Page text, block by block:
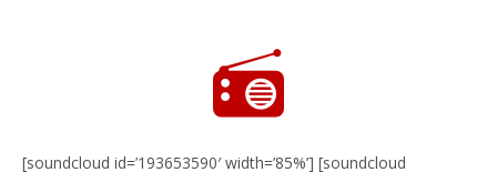
[soundcloud id=’193653590′ width=’85%’] [soundcloud